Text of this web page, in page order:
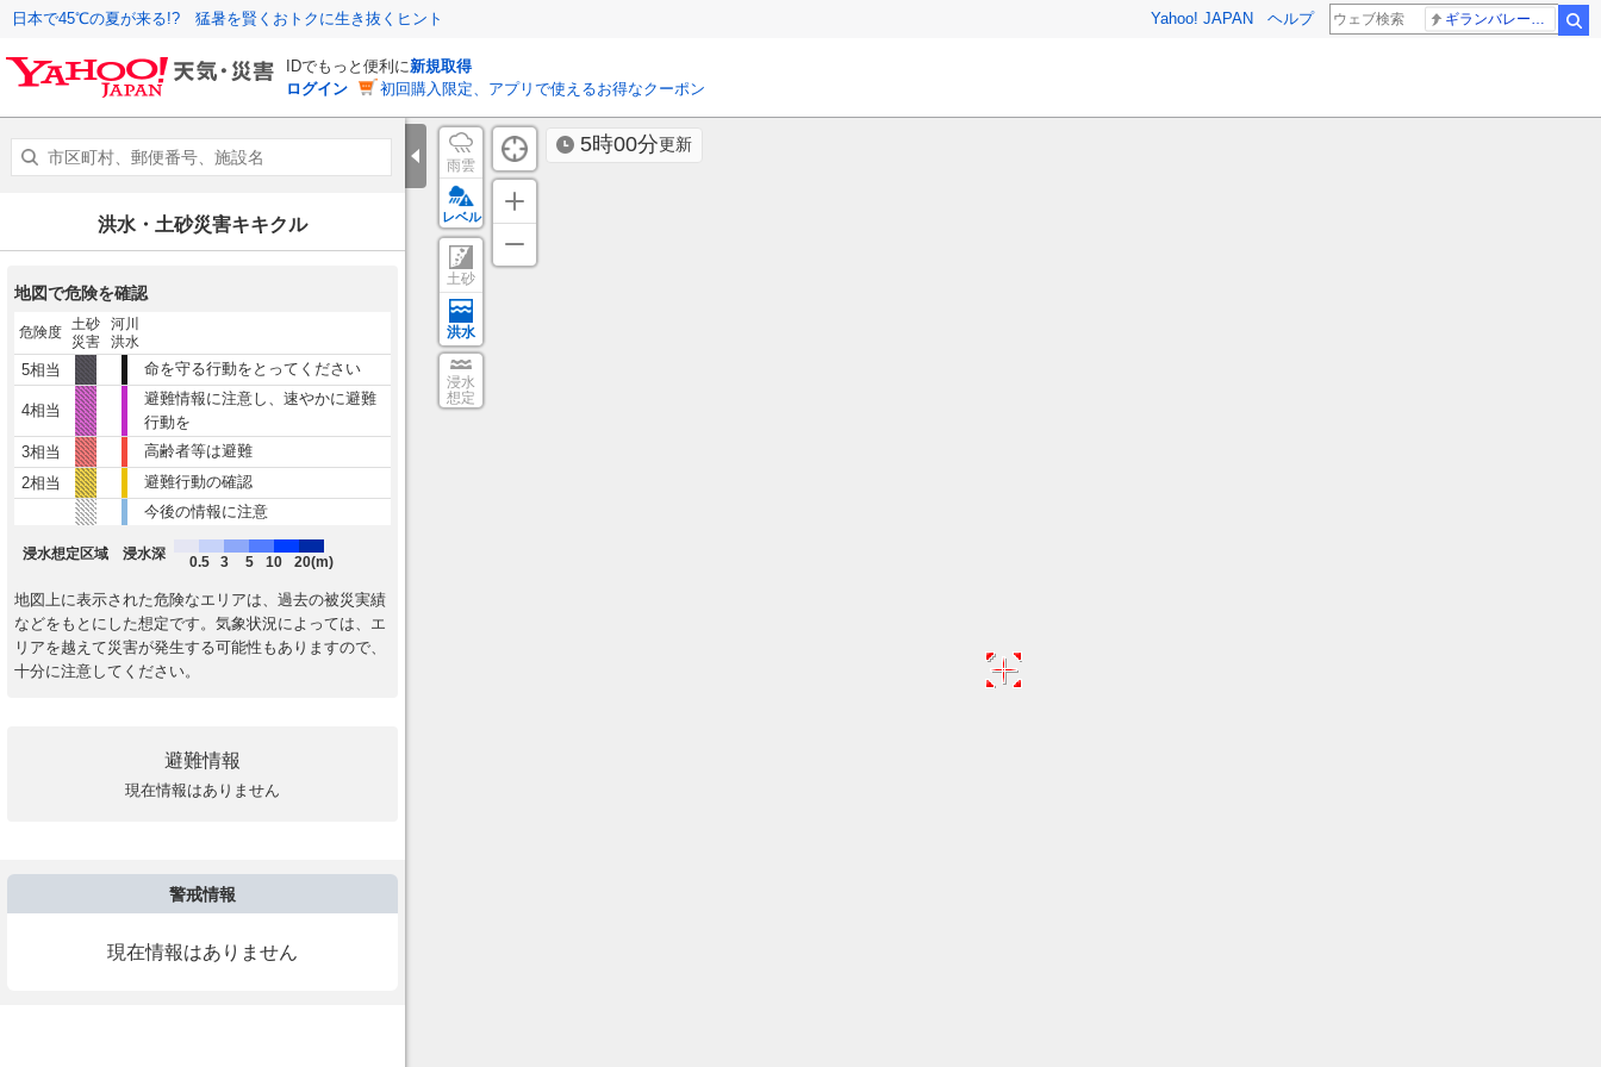
日本で45℃の夏が来る!? 猛暑を賢くおトクに生き抜くヒント Yahoo! JAPAN ヘルプ
IDでもっと便利に新規取得
ログイン
初回購入限定、アプリで使えるお得なクーポン
5時00分更新
雨雲
レベル
土砂
洪水
浸水
想定
洪水・土砂災害キキクル
地図で危険を確認
危険度 土砂
災害
河川
洪水
5相当 命を守る行動をとってください
4相当
避難情報に注意し、速やかに避難
行動を
3相当
高齢者等は避難
2相当
避難行動の確認
今後の情報に注意
浸水想定区域 浸水深
0.5 3 5 10 20(m)
地図上に表示された危険なエリアは、過去の被災実績
などをもとにした想定です。気象状況によっては、エ
リアを越えて災害が発生する可能性もありますので、
十分に注意してください。
避難情報
現在情報はありません
警戒情報
現在情報はありません